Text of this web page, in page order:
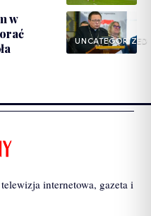
UNCATEGORIZED
w
internetowa, gazeta i